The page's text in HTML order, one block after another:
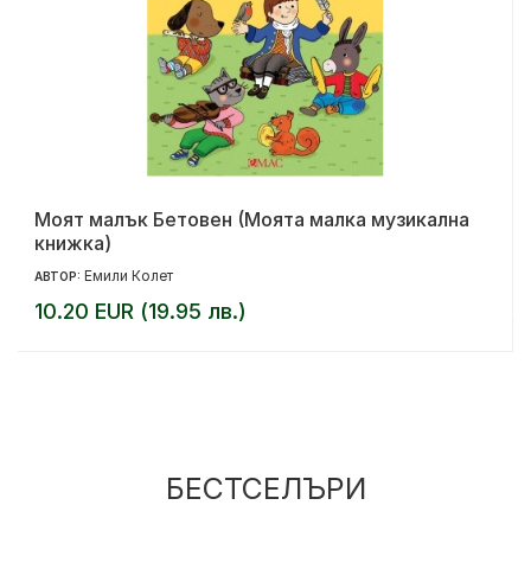
Моят малък Бетовен (Моята малка музикална
книжка)
АВТОР: Емили Колет
10.20 EUR (19.95 лв.)
БЕСТСЕЛЪРИ